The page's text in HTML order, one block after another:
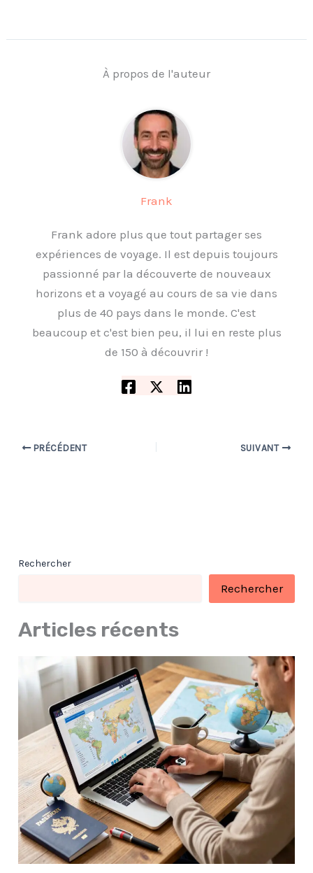
À propos de l'auteur
Frank
Frank adore plus que tout partager ses
expériences de voyage. Il est depuis toujours
passionné par la découverte de nouveaux
horizons et a voyagé au cours de sa vie dans
plus de 40 pays dans le monde. C'est
beaucoup et c'est bien peu, il lui en reste plus
de 150 à découvrir !
PRÉCÉDENT SUIVANT
Rechercher
Rechercher
Articles récents